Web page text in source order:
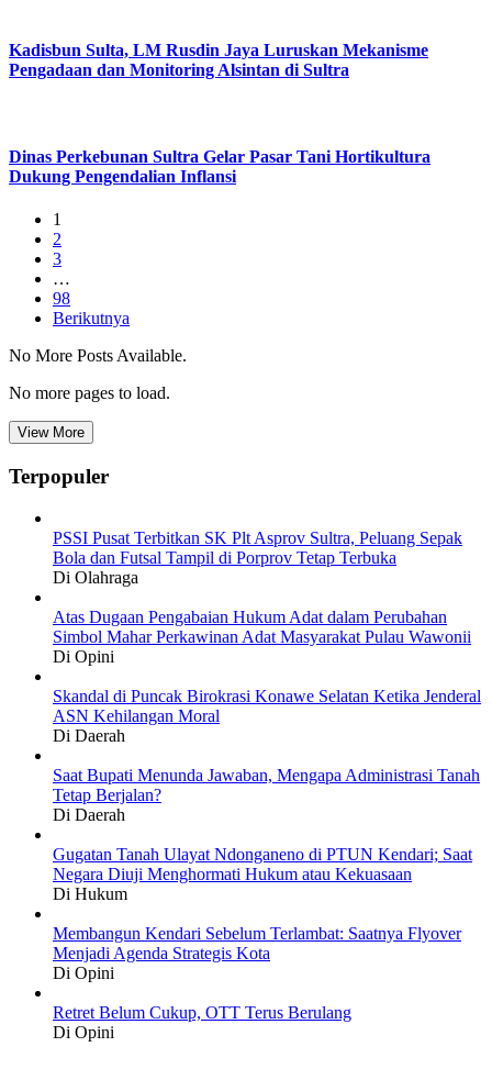
Kadisbun Sulta, LM Rusdin Jaya Luruskan Mekanisme
Pengadaan dan Monitoring Alsintan di Sultra
Dinas Perkebunan Sultra Gelar Pasar Tani Hortikultura
Dukung Pengendalian Inflansi
1
2
3
…
98
Berikutnya
No More Posts Available.
No more pages to load.
View More
Terpopuler
PSSI Pusat Terbitkan SK Plt Asprov Sultra, Peluang Sepak
Bola dan Futsal Tampil di Porprov Tetap Terbuka
Di Olahraga
Atas Dugaan Pengabaian Hukum Adat dalam Perubahan
Simbol Mahar Perkawinan Adat Masyarakat Pulau Wawonii
Di Opini
Skandal di Puncak Birokrasi Konawe Selatan Ketika Jenderal
ASN Kehilangan Moral
Di Daerah
Saat Bupati Menunda Jawaban, Mengapa Administrasi Tanah
Tetap Berjalan?
Di Daerah
Gugatan Tanah Ulayat Ndonganeno di PTUN Kendari; Saat
Negara Diuji Menghormati Hukum atau Kekuasaan
Di Hukum
Membangun Kendari Sebelum Terlambat: Saatnya Flyover
Menjadi Agenda Strategis Kota
Di Opini
Retret Belum Cukup, OTT Terus Berulang
Di Opini